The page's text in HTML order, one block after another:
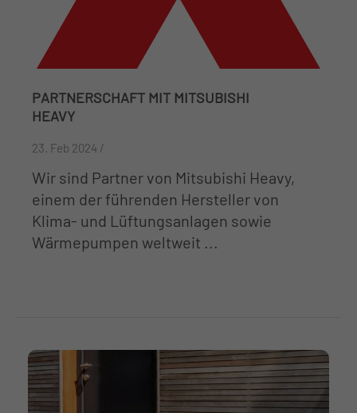
PARTNERSCHAFT MIT MITSUBISHI
HEAVY
23. Feb 2024 /
Wir sind Partner von Mitsubishi Heavy,
einem der führenden Hersteller von
Klima- und Lüftungsanlagen sowie
Wärmepumpen weltweit ...